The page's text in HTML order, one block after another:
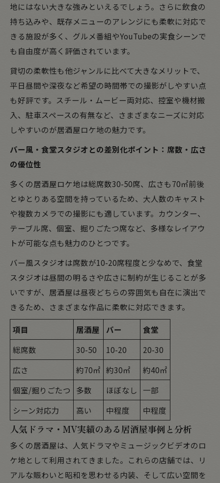
地にはない大きな強みといえるでしょう。さらに飲食の
持ち込みや、既存メニューのアレンジにも柔軟に対応で
きる施設が多く、グルメ番組やYouTubeの実食シーンで
も自由度が高く評価されています。
貸切の柔軟性も他ジャンルに比べて大きなメリットで、
平日昼間や深夜など希望の時間帯での撮影がしやすい点
も好評です。スチール・ムービー両対応、控室や機材搬
入、駐車スペースの有無など、さまざまなニーズに対応
しやすいのが居酒屋ロケ地の魅力です。
バー風・食堂スタジオとの差別化ポイント：席数・広さ
の優位性
多くの居酒屋ロケ地は総席数30-50席、広さも70㎡前後
とゆとりある空間を持っているため、大人数のキャスト
や複数カメラでの撮影にも適しています。カウンター、
テーブル席、個室、掘りごたつ席など、多様なレイアウ
トが可能な点も魅力のひとつです。
バー風スタジオは席数が10-20席程度と少なめで、食堂
スタジオは昼間の明るさや広さに制約が生じることが多
いですが、居酒屋は昼夜どちらの雰囲気も自在に演出で
きるため、さまざまな作品に柔軟に対応できます。
項目 居酒屋 バー
食堂
総席数
30-50 10-20
20-30
広さ
約70㎡ 約30㎡
約40㎡
個室/掘りごたつ
多数 ほぼなし
一部
シーン対応力
高い 中程度 中程度
人気ドラマ・MV実績のある居酒屋事例と分析
多くの居酒屋は、人気ドラマやミュージックビデオのロ
ケ地として利用されてきました。これらの店舗では、リ
アルな賑わいと昭和を思わせる内装、そして広い空間を